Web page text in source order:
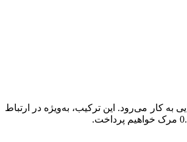
کار می‌رود. این ترکیب، به‌ویژه در ارتباط